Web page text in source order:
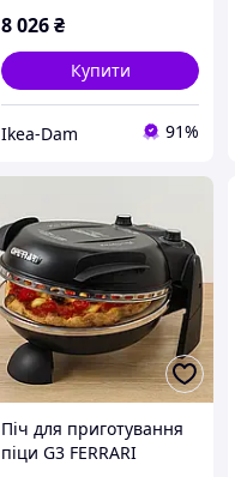
8 026₴
Купити
Ikea-Dam 91%
Піч для приготування
піци G3 FERRARI